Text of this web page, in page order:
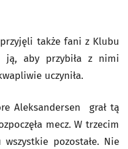
także fani z Klubu
ją, aby przybiła z nimi
uczyniła.
Aleksandersen grał tą
mecz. W trzecim
pozostałe. Nie